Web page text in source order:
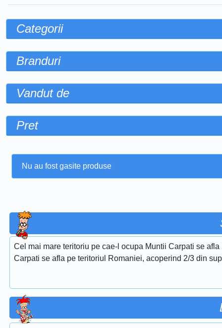
Categorii
Branduri
Vandut de
Pret
Nu au fost gasite produse
Cel mai mare teritoriu pe cae-l ocupa Muntii Carpati se
Carpati se afla pe teritoriul Romaniei, acoperind 2/3 din